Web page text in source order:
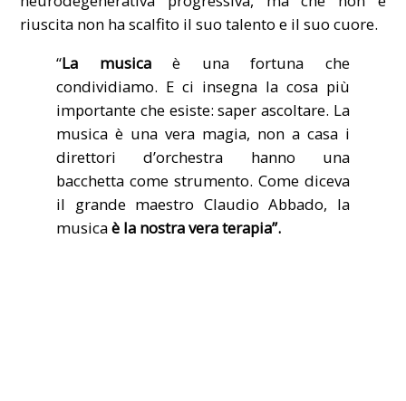
riuscita non ha scalfito il suo talento e il suo cuore.
“La musicaè una fortuna che
condividiamo. E ci insegna la cosa più
importante che esiste: saper ascoltare. La
musica è una vera magia, non a casa i
direttori d’orchestra hanno una
bacchetta come strumento. Come diceva
il grande maestro Claudio Abbado, la
musicaè la nostra vera terapia”.